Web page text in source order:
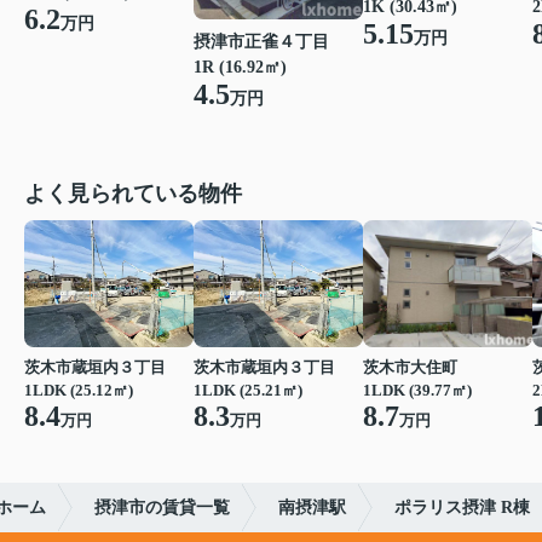
6.2万円
摂津市正雀４丁目
1R (16.92㎡)
4.5万円
1K (30.43㎡)
5.15万円
よく見られている物件
茨木市蔵垣内３丁目
1LDK (25.12㎡)
8.4万円
茨木市蔵垣内３丁目
1LDK (25.21㎡)
8.3万円
茨木市大住町
1LDK (39.77㎡)
8.7万円
ーム 摂津市の賃貸一覧 南摂津駅 ポラリス摂津 R棟